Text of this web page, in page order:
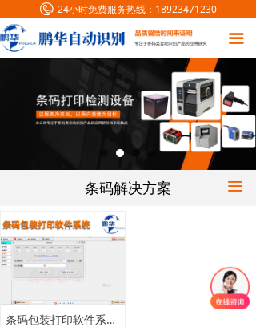
끀
首页
条码解决方案
产品中心
客户案例
关于我们
在线留言
24小时免费服务热线： 18923471230
条码解决方案 끀
条码包装打印软件系统 外包箱条码打印管理软件